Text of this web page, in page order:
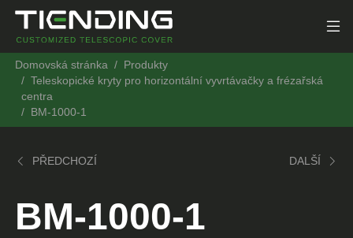
Domovská stránka
Produkty
Teleskopické kryty pro horizontální vyvrtávačky a frézařská
centra
BM-1000-1
PŘEDCHOZÍ DALŠÍ
BM-1000-1